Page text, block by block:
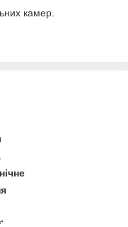
камер.